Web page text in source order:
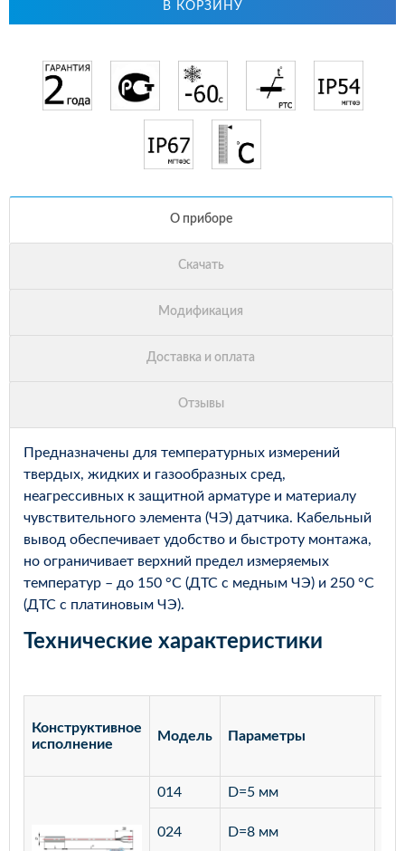
В КОРЗИНУ
Предназначены для температурных измерений
твердых, жидких и газообразных сред,
неагрессивных к защитной арматуре и материалу
чувствительного элемента (ЧЭ) датчика. Кабельный
вывод обеспечивает удобство и быстроту монтажа,
но ограничивает верхний предел измеряемых
температур – до 150 °С (ДТС с медным ЧЭ) и 250 °С
(ДТС с платиновым ЧЭ).
Технические характеристики
Конструктивное
исполнение
Модель Параметры
014 D=5 мм
024 D=8 мм